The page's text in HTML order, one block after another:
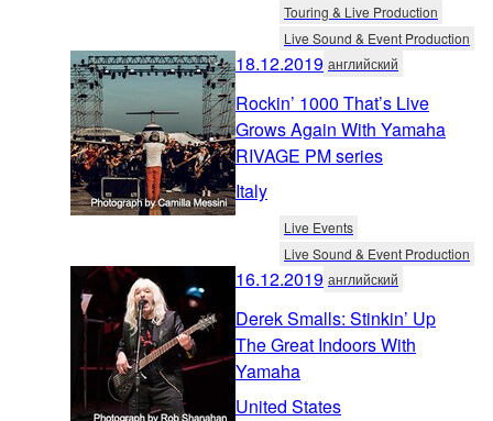
Touring & Live Production
Live Sound & Event Production
18.12.2019 английский
Rockin’ 1000 That’s Live
Grows Again With Yamaha
RIVAGE PM series
Italy
Live Events
Live Sound & Event Production
16.12.2019 английский
Derek Smalls: Stinkin’ Up
The Great Indoors With
Yamaha
United States